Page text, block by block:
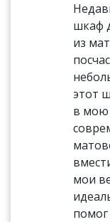
шкаф
из
этот
в мою
мои